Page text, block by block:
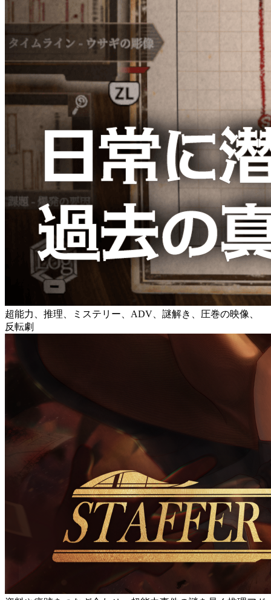
超能力、推理、ミステリー、ADV、謎解き、圧巻の映像、
反転劇